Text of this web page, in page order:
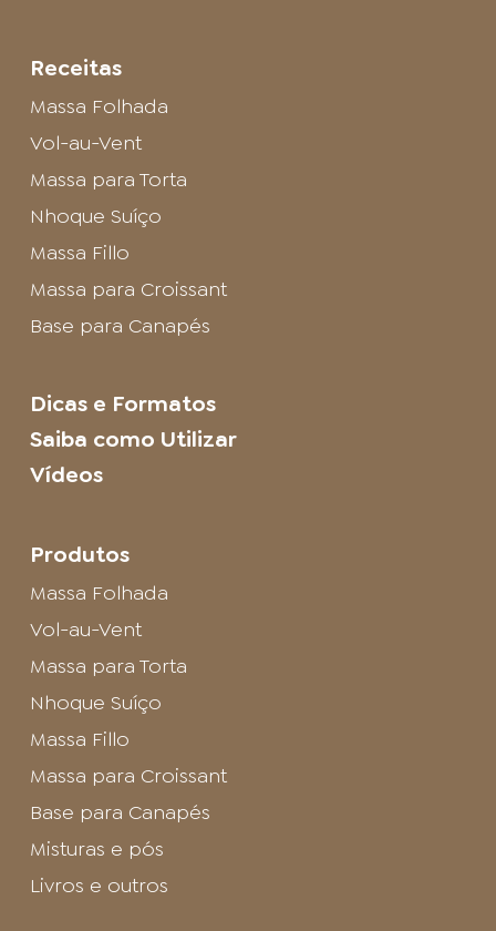
Receitas
Massa Folhada
Vol-au-Vent
Massa para Torta
Nhoque Suíço
Massa Fillo
Massa para Croissant
Base para Canapés
Dicas e Formatos
Saiba como Utilizar
Vídeos
Produtos
Massa Folhada
Vol-au-Vent
Massa para Torta
Nhoque Suíço
Massa Fillo
Massa para Croissant
Base para Canapés
Misturas e pós
Livros e outros